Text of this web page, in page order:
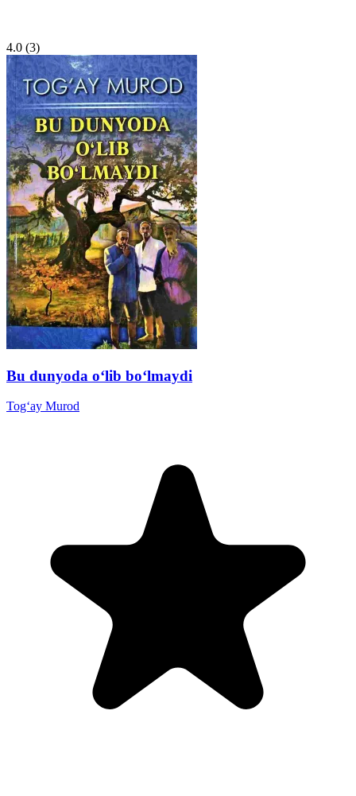
4.0 (3)
Bu dunyoda o‘lib bo‘lmaydi
Tog‘ay Murod